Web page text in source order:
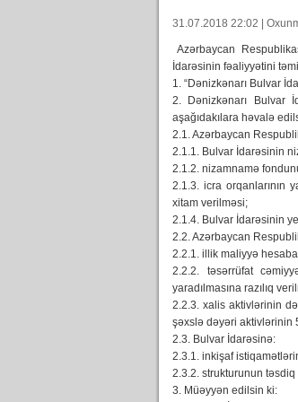
31.07.2018 22:02 |
Azərbaycan
İdarəsinin fəaliyyətini
1. “Dənizkənarı Bulvar
2. Dənizkənarı Bulvar
aşağıdakılara həvalə
2.1. Azərbaycan
2.1.1. Bulvar İdarəsinin
2.1.2. nizamnamə
2.1.3. icra orqanlarının
xitam verilməsi;
2.1.4. Bulvar İdarəsinin
2.2. Azərbaycan
2.2.1. illik maliyyə
2.2.2. təsərrüfat
yaradılmasına razılıq
2.2.3. xalis aktivlərinin
şəxslə dəyəri aktivlərinin
2.3. Bulvar İdarəsinə:
2.3.1. inkişaf
2.3.2. strukturunun
3. Müəyyən edilsin ki: